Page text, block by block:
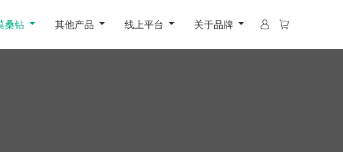
桑钻 其他产品 线上平台 关于品牌